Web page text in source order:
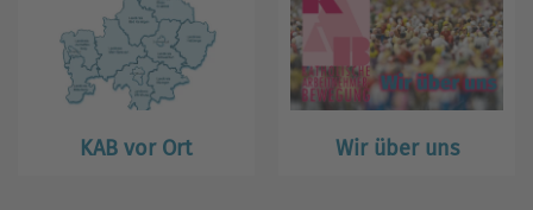
KAB vor Ort Wir über uns